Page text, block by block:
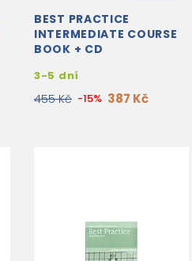
BEST PRACTICE
INTERMEDIATE COURSE
BOOK + CD
3-5 dní
455 Kč -15% 387 Kč